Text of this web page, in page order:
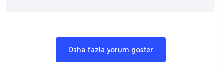
daha fazla yorum göster